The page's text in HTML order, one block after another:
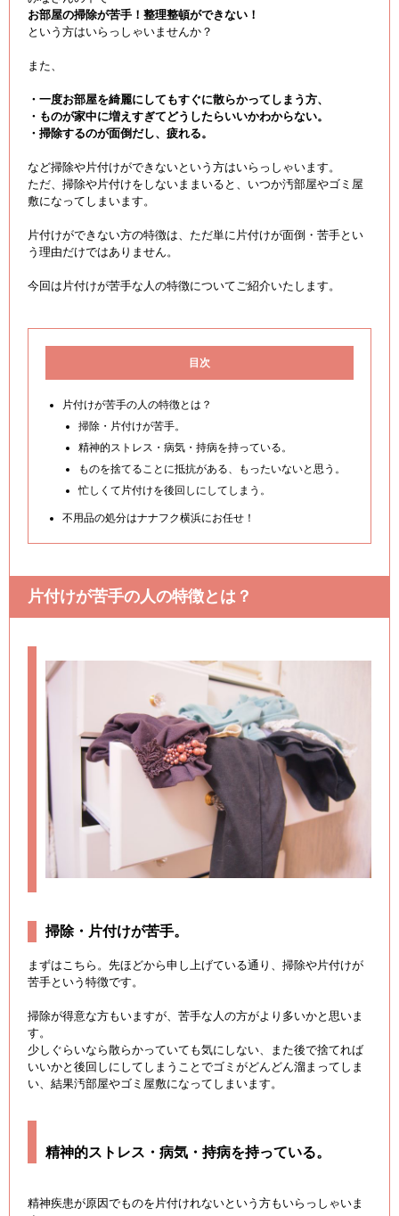
お部屋の掃除が苦手！整理整頓ができない！
という方はいらっしゃいませんか？
また、
・一度お部屋を綺麗にしてもすぐに散らかってしまう方、
・ものが家中に増えすぎてどうしたらいいかわからない。
・掃除するのが面倒だし、疲れる。
など掃除や片付けができないという方はいらっしゃいます。
ただ、掃除や片付けをしないままいると、いつか汚部屋やゴミ屋
敷になってしまいます。
片付けができない方の特徴は、ただ単に片付けが面倒・苦手とい
う理由だけではありません。
今回は片付けが苦手な人の特徴についてご紹介いたします。
目次
片付けが苦手の人の特徴とは？
掃除・片付けが苦手。
精神的ストレス・病気・持病を持っている。
ものを捨てることに抵抗がある、もったいないと思う。
忙しくて片付けを後回しにしてしまう。
不用品の処分はナナフク横浜にお任せ！
片付けが苦手の人の特徴とは？
掃除・片付けが苦手。
まずはこちら。先ほどから申し上げている通り、掃除や片付けが
苦手という特徴です。
掃除が得意な方もいますが、苦手な人の方がより多いかと思いま
す。
少しぐらいなら散らかっていても気にしない、また後で捨てれば
いいかと後回しにしてしまうことでゴミがどんどん溜まってしま
い、結果汚部屋やゴミ屋敷になってしまいます。
精神的ストレス・病気・持病を持っている。
精神疾患が原因でものを片付けれないという方もいらっしゃいま